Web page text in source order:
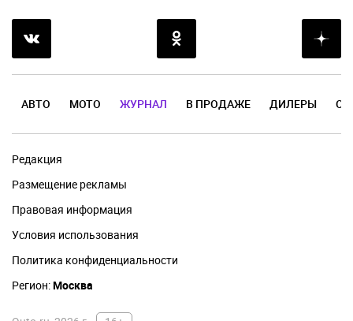
АВТО МОТО ЖУРНАЛ В ПРОДАЖЕ ДИЛЕРЫ
Редакция
Размещение рекламы
Правовая информация
Условия использования
Политика конфиденциальности
Регион:Москва